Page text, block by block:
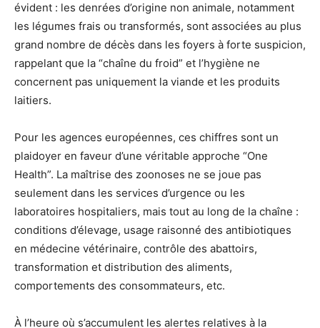
évident : les denrées d’origine non animale, notamment
les légumes frais ou transformés, sont associées au plus
grand nombre de décès dans les foyers à forte suspicion,
rappelant que la “chaîne du froid” et l’hygiène ne
concernent pas uniquement la viande et les produits
laitiers.
Pour les agences européennes, ces chiffres sont un
plaidoyer en faveur d’une véritable approche “One
Health”. La maîtrise des zoonoses ne se joue pas
seulement dans les services d’urgence ou les
laboratoires hospitaliers, mais tout au long de la chaîne :
conditions d’élevage, usage raisonné des antibiotiques
en médecine vétérinaire, contrôle des abattoirs,
transformation et distribution des aliments,
comportements des consommateurs, etc.
À l’heure où s’accumulent les alertes relatives à la